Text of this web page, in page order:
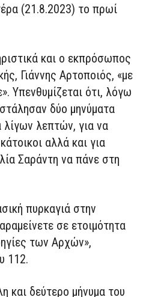
(21.8.2023) το πρωί
και ο εκπρόσωπος
Γιάννης Αρτοποιός, «με
Υπενθυμίζεται ότι, λόγω
δύο μηνύματα
λεπτών, για να
αλλά και για
Σαράντη να πάνε στη
πυρκαγιά στην
σε ετοιμότητα
των Αρχών»,
112.
και δεύτερο μήνυμα του